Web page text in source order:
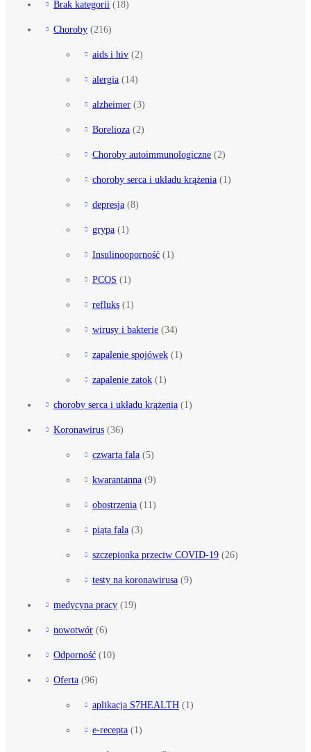
Brak kategorii (18)
Choroby (216)
aids i hiv (2)
alergia (14)
alzheimer (3)
Borelioza (2)
Choroby autoimmunologiczne (2)
choroby serca i układu krążenia (1)
depresja (8)
grypa (1)
Insulinooporność (1)
PCOS (1)
refluks (1)
wirusy i bakterie (34)
zapalenie spojówek (1)
zapalenie zatok (1)
choroby serca i układu krążenia (1)
Koronawirus (36)
czwarta fala (5)
kwarantanna (9)
obostrzenia (11)
piąta fala (3)
szczepionka przeciw COVID-19 (26)
testy na koronawirusa (9)
medycyna pracy (19)
nowotwór (6)
Odporność (10)
Oferta (96)
aplikacja S7HEALTH (1)
e-recepta (1)